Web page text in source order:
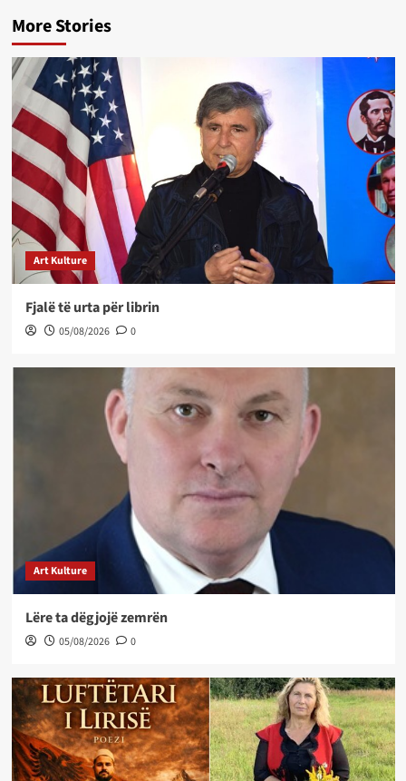
More Stories
Art Kulture
Fjalë të urta për librin
05/08/2026 0
Art Kulture
Lëre ta dëgjojë zemrën
05/08/2026 0